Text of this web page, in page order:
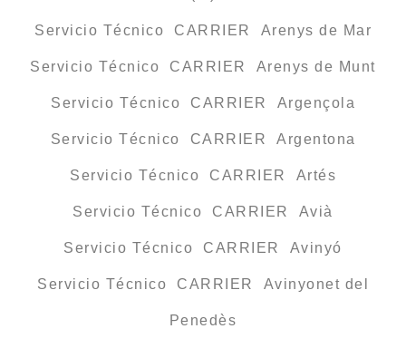
Servicio Técnico CARRIER Arenys de Mar
Servicio Técnico CARRIER Arenys de Munt
Servicio Técnico CARRIER Argençola
Servicio Técnico CARRIER Argentona
Servicio Técnico CARRIER Artés
Servicio Técnico CARRIER Avià
Servicio Técnico CARRIER Avinyó
Servicio Técnico CARRIER Avinyonet del
Penedès